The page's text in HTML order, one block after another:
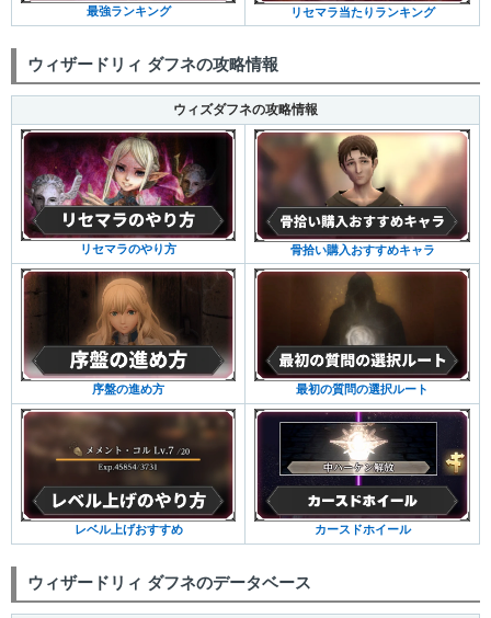
最強ランキング リセマラ当たりランキング
ウィザードリィ ダフネの攻略情報
ウィズダフネの攻略情報
リセマラのやり方 骨拾い購入おすすめキャラ
序盤の進め方 最初の質問の選択ルート
レベル上げおすすめ カースドホイール
ウィザードリィ ダフネのデータベース